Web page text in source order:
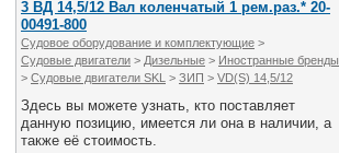
3 ВД 14,5/12 Вал коленчатый 1 рем.раз.* 20-
00491-800
Судовое оборудование и комплектующие >
Судовые двигатели > Дизельные > Иностранные бренды
> Судовые двигатели SKL > ЗИП > VD(S) 14,5/12
Здесь вы можете узнать, кто поставляет
данную позицию, имеется ли она в наличии, а
также её стоимость.